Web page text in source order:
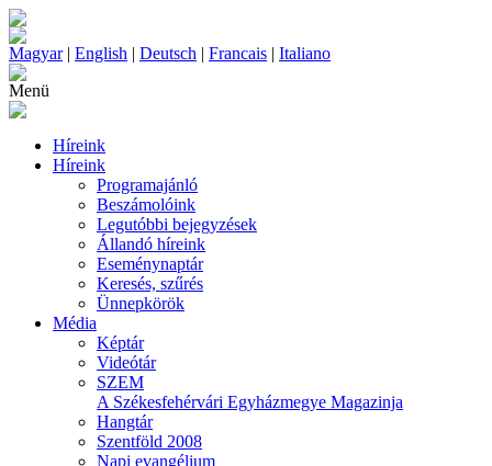
Magyar| English | Deutsch | Francais | Italiano
Menü
Híreink
Híreink
Programajánló
Beszámolóink
Legutóbbi bejegyzések
Állandó híreink
Eseménynaptár
Keresés, szűrés
Ünnepkörök
Média
Képtár
Videótár
SZEM
A Székesfehérvári Egyházmegye Magazinja
Hangtár
Szentföld 2008
Napi evangélium